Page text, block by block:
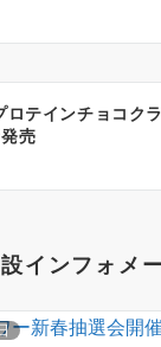
テインチョコク
売
インフォメ